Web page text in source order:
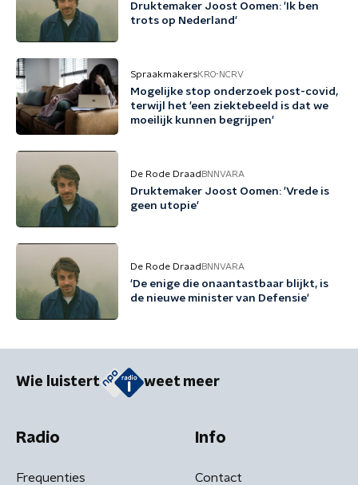
Druktemaker Joost Oomen: 'Ik ben
trots op Nederland'
SpraakmakersKRO-NCRV
Mogelijke stop onderzoek post-covid,
terwijl het 'een ziektebeeld is dat we
moeilijk kunnen begrijpen'
De Rode Draad BNNVARA
Druktemaker Joost Oomen: 'Vrede is
geen utopie'
De Rode Draad BNNVARA
'De enige die onaantastbaar blijkt, is
de nieuwe minister van Defensie'
Wie luistert weet meer
Radio
Frequenties
Info
Contact